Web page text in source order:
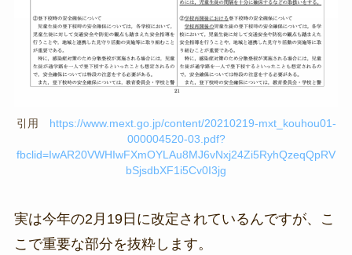
引用 https://www.mext.go.jp/content/20210219-mxt_kouhou01-
000004520-03.pdf?
fbclid=IwAR20VWHIwFXmOYLAu8MJ6vNxj24Zi5RyhQzeqQpRV
bSjsdbXF1i5Cv0I3jg
実は今年の2月19日に改定されているんですが、こ
こで重要な部分を抜粋します。